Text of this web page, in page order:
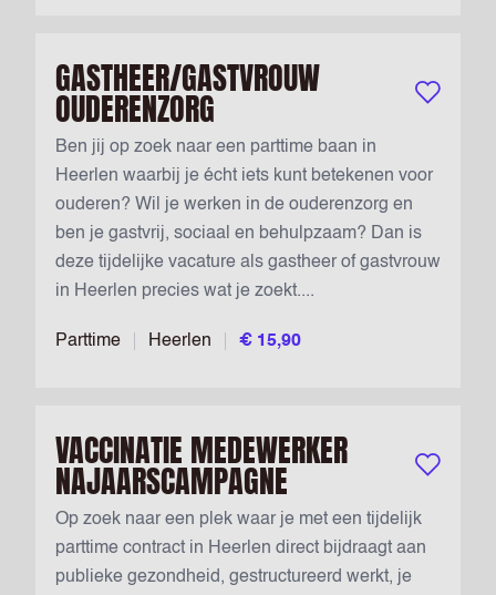
GASTHEER/GASTVROUW
OUDERENZORG Bewaar
Parttime Heerlen € 15,90
Ben jij op zoek naar een parttime baan in
Heerlen waarbij je écht iets kunt betekenen voor
ouderen? Wil je werken in de ouderenzorg en
ben je gastvrij, sociaal en behulpzaam? Dan is
deze tijdelijke vacature als gastheer of gastvrouw
in Heerlen precies wat je zoekt....
VACCINATIE MEDEWERKER
NAJAARSCAMPAGNE Bewaar
Op zoek naar een plek waar je met een tijdelijk
parttime contract in Heerlen direct bijdraagt aan
publieke gezondheid, gestructureerd werkt, je